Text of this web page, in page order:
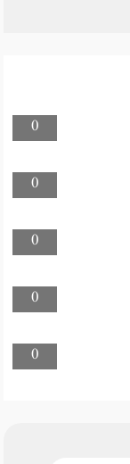
0
0
0
0
0